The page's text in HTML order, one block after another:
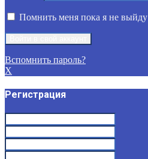
Помнить меня пока я не выйду
Вспомнить пароль?
X
Регистрация